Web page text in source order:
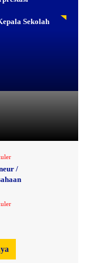
Sekolah
/